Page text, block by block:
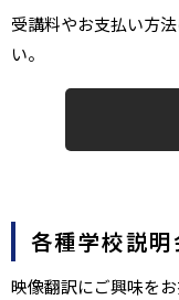
受講料やお支払い方
い。​
各種学校説
映像翻訳にご興味を